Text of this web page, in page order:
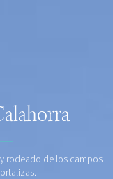
rodeado de los campos